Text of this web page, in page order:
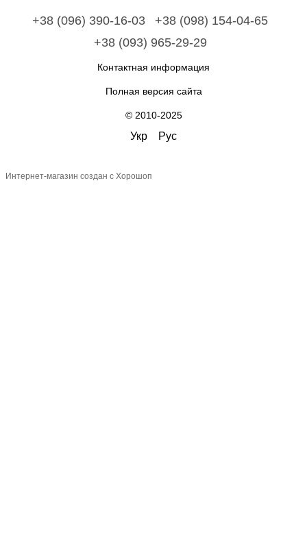
+38 (096) 390-16-03
+38 (098) 154-04-65
+38 (093) 965-29-29
Контактная информация
Полная версия сайта
© 2010-2025
Укр Рус
Интернет-магазин создан с Хорошоп